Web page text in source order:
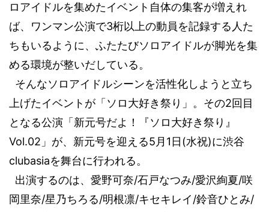
ロアイドルを集めたイベント自体の集客が増えれ
ば、ワンマン公演で3桁以上の動員を記録する人た
ちもいるように、ふたたびソロアイドルが脚光を集
める環境が整いだしている。
そんなソロアイドルシーンを活性化しようと立ち
上げたイベントが 「ソロ大好き祭り」 。その2 回目
となる公演「新元号だよ！『ソロ大好き祭り』
Vol.02 」が、 新元号を迎える5 月 1 日 (水祝)に渋谷
clubasiaを舞台に行われる。
出演するのは、愛野可奈/石戸なつみ/愛沢絢夏/咲
岡里奈/星乃ちろる/明根凛/キセキレイ/鈴音ひとみ/